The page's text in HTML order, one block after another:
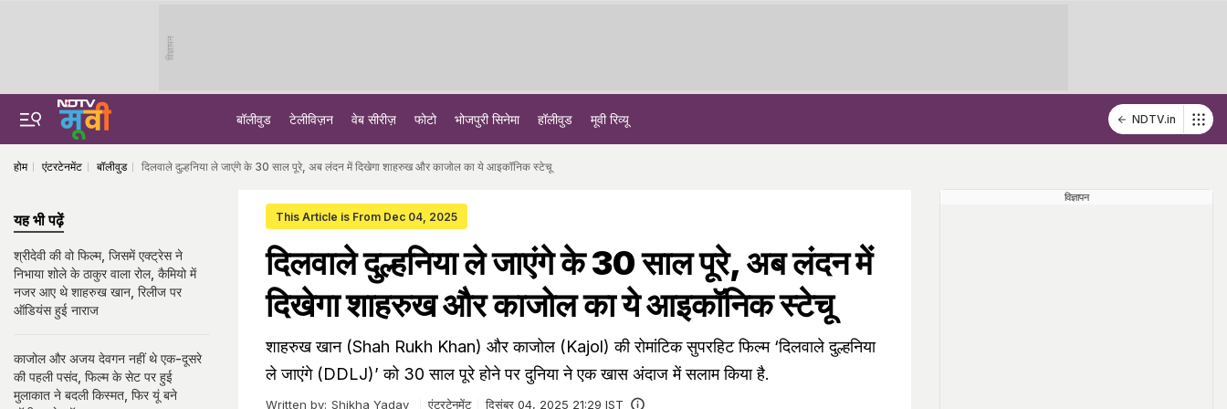
विज्ञापन
बॉलीवुड टेलीविज़न वेब सीरीज़ फोटो भोजपुरी सिनेमा हॉलीवुड मूवी रिव्यू NDTV.in
होम एंटरटेनमेंट बॉलीवुड दिलवाले दुल्हनिया ले जाएंगे के 30 साल पूरे, अब लंदन में दिखेगा शाहरुख और काजोल का ये आइकॉनिक स्टेचू
This Article is From Dec 04, 2025
दिलवाले दुल्हनिया ले जाएंगे के 30 साल पूरे, अब लंदन में
दिखेगा शाहरुख और काजोल का ये आइकॉनिक स्टेचू
शाहरुख खान (Shah Rukh Khan) और काजोल (Kajol) की रोमांटिक सुपरहिट फिल्म ‘दिलवाले दुल्हनिया
ले जाएंगे (DDLJ)’ को 30 साल पूरे होने पर दुनिया ने एक खास अंदाज में सलाम किया है.
Written by: Shikha Yadav एंटरटेनमेंट दिसंबर 04, 2025 21:29 IST
यह भी पढ़ें
श्रीदेवी की वो फिल्म, जिसमें एक्ट्रेस ने
निभाया शोले के ठाकुर वाला रोल, कैमियो में
नजर आए थे शाहरुख खान, रिलीज पर
ऑडियंस हुई नाराज
काजोल और अजय देवगन नहीं थे एक-दूसरे
की पहली पसंद, फिल्म के सेट पर हुई
मुलाकात ने बदली किस्मत, फिर यूं बने
विज्ञापन